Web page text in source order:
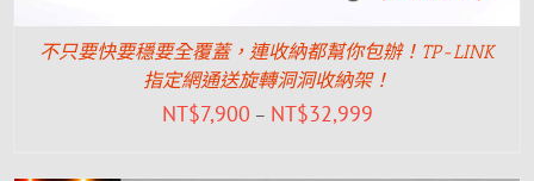
不只要快要穩要全覆蓋，連收納都幫你包辦！TP-LINK
指定網通送旋轉洞洞收納架！
NT$7,900 – NT$32,999